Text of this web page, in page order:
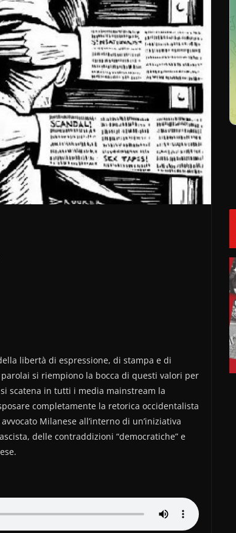
libertà di espressione, di stampa e di
si riempiono la bocca di questi valori per
scatena in tutti i media mainstream la
completamente la retorica occidentalista
Milanese all’interno di un’iniziativa
delle contraddizioni “democratiche” e